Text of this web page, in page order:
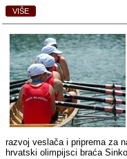
VIŠE
razvoj veslača i priprema za
hrvatski olimpijsci braća